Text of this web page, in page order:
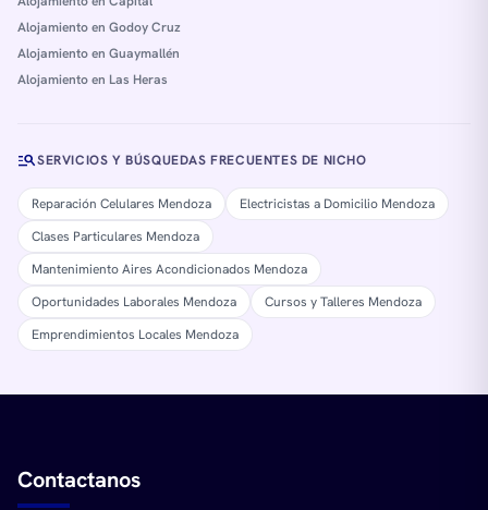
Alojamiento en Godoy Cruz
Alojamiento en Guaymallén
Alojamiento en Las Heras
manage_searchSERVICIOS Y BÚSQUEDAS FRECUENTES DE NICHO
Reparación Celulares Mendoza
Electricistas a Domicilio Mendoza
Clases Particulares Mendoza
Mantenimiento Aires Acondicionados Mendoza
Oportunidades Laborales Mendoza
Cursos y Talleres Mendoza
Emprendimientos Locales Mendoza
Contactanos